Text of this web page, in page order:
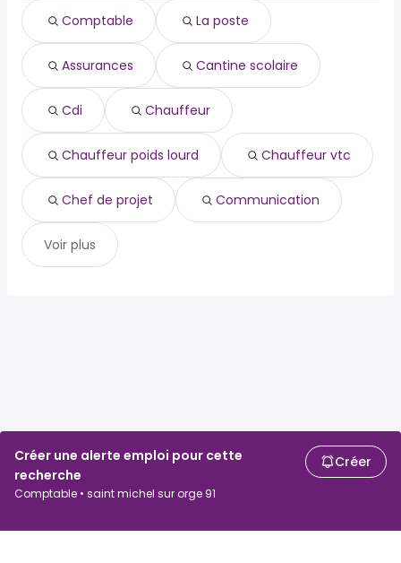
Créer une alerte emploi pour cette
recherche
Comptable • saint michel sur orge 91
Créer
Morsang-sur-Orge
Chilly-Mazarin
Draveil
Grigny
Brétigny-sur-Orge
Longjumeau
chauffeur
chauffeur poids lourd
chauffeur vtc
chef de projet
communication
comptable
de nuit
Comptable La poste
Assurances Cantine scolaire
Cdi Chauffeur
Chauffeur poids lourd Chauffeur vtc
Chef de projet Communication
Voir plus